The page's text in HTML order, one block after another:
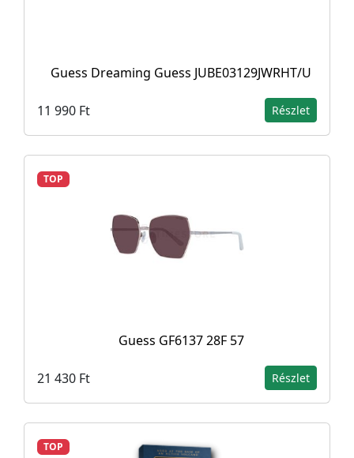
Guess Dreaming Guess JUBE03129JWRHT/U
11 990 Ft Részlet
TOP
Guess GF6137 28F 57
21 430 Ft Részlet
TOP